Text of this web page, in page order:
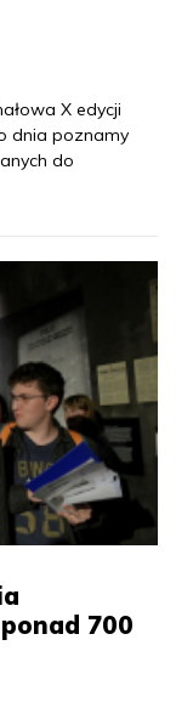
X edycji
dnia poznamy
do
700